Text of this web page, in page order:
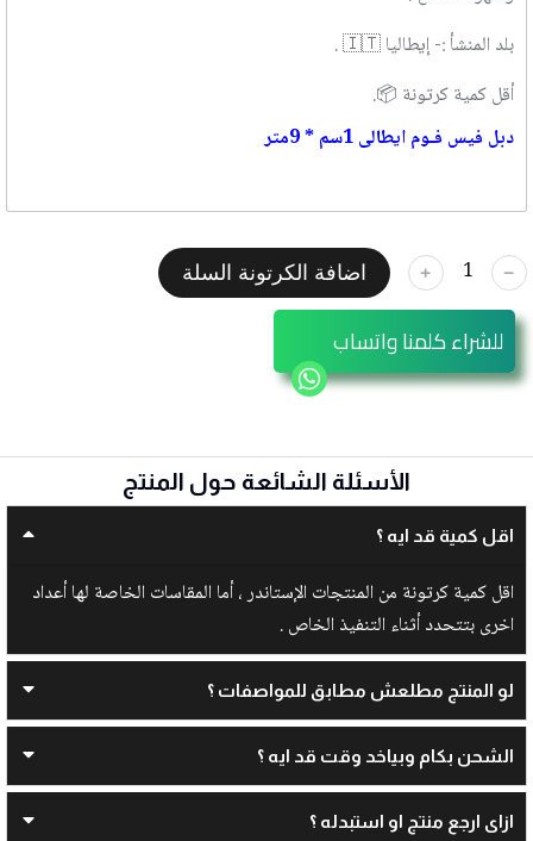
بلد المنشأ :- إيطاليا 🇮🇹 .
أقل كمية كرتونة 📦.
دبل فيس فـوم ايطالى 1سم * 9متر
﹣
﹢ اضافة الكرتونة السلة
للشراء كلمنا واتساب
الأسئلة الشائعة حول المنتج
اقل كمية قد ايه ؟
اقل كمية كرتونة من المنتجات الإستاندر ، أما المقاسات الخاصة لها أعداد
اخرى بتتحدد أثناء التنفيذ الخاص .
لو المنتج مطلعش مطابق للمواصفات ؟
الشحن بكام وبياخد وقت قد ايه ؟
ازاى ارجع منتج او استبدله ؟